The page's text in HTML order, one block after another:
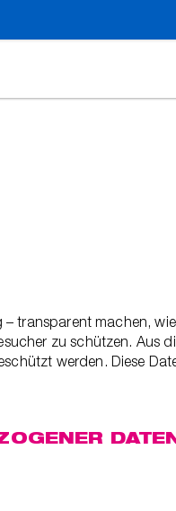
transparent machen,
zu schützen. Aus
werden. Diese